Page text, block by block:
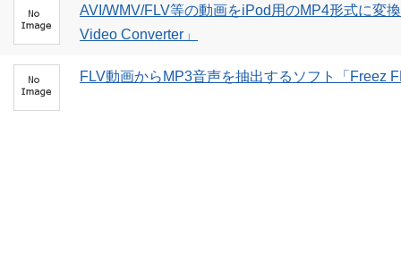
AVI/WMV/FLV等の動画をiPod用のMP4形式に変
Video Converter」
FLV動画からMP3音声を抽出するソフト「Freez